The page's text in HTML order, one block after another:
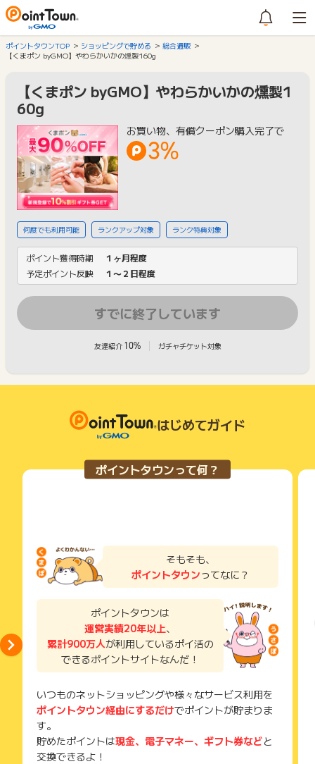
ポイントタウンTOP ショッピングで貯める
総合通販
【くまポン byGMO】やわらかいかの燻製160g
【くまポン byGMO】やわらかいかの燻製1
60g
お買い物、有償クーポン購入完了で
3%
何度でも利用可能 ランクアップ対象 ランク特典対象
ポイント獲得時期
１ヶ月程度
予定ポイント反映
１〜２日程度
すでに終了しています
友達紹介 10% ガチャチケット対象
はじめてガイド
ポイントタウンって何？
そもそも、
ポイントタウンってなに？
ポイントタウンは
運営実績20年以上、
累計900万人が利用しているポイ活の
できるポイントサイトなんだ！
いつものネットショッピングや様々なサービス利用を
ポイントタウン経由にするだけでポイントが貯まりま
す。
貯めたポイントは現金、電子マネー、ギフト券などと
交換できるよ！